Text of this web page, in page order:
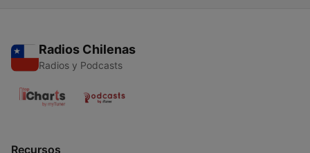
Radios Chilenas
Radios y Podcasts
Recursos